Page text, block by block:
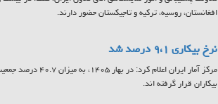
افغانستان، روسیه، ترکیه و تاجیکستان حضور دارند.
نرخ بیکاری ۹،۱ درصد شد
بیکاران قرار گرفته اند.